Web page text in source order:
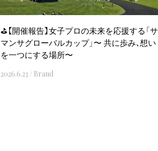
⛳️【開催報告】女子プロの未来を応援する「サ
マンサグローバルカップ」〜 共に歩み、想い
を一つにする場所〜
2026.6.23 / Brand